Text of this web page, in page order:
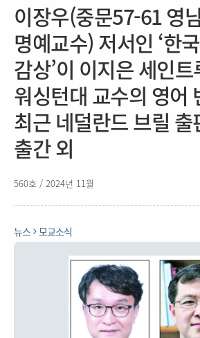
이장우(중문57-61 영
명예교수) 저서인 ‘한
감상’이 이지은 세인
워싱턴대 교수의 영어
최근 네덜란드 브릴 출
출간 외
560호 / 2024년 11월
뉴스 모교소식